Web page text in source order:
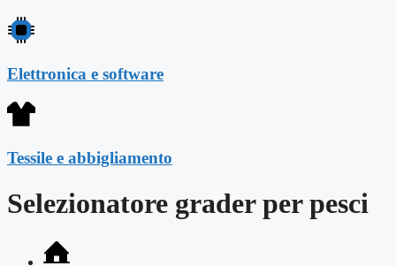
Elettronica e software
Tessile e abbigliamento
Selezionatore grader per pesci